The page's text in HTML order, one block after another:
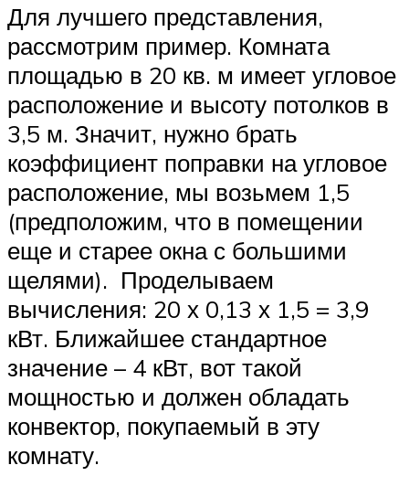
Для лучшего представления,
рассмотрим пример. Комната
площадью в 20 кв. м имеет угловое
расположение и высоту потолков в
3,5 м. Значит, нужно брать
коэффициент поправки на угловое
расположение, мы возьмем 1,5
(предположим, что в помещении
еще и старее окна с большими
щелями). Проделываем
вычисления: 20 х 0,13 х 1,5 = 3,9
кВт. Ближайшее стандартное
значение – 4 кВт, вот такой
мощностью и должен обладать
конвектор, покупаемый в эту
комнату.